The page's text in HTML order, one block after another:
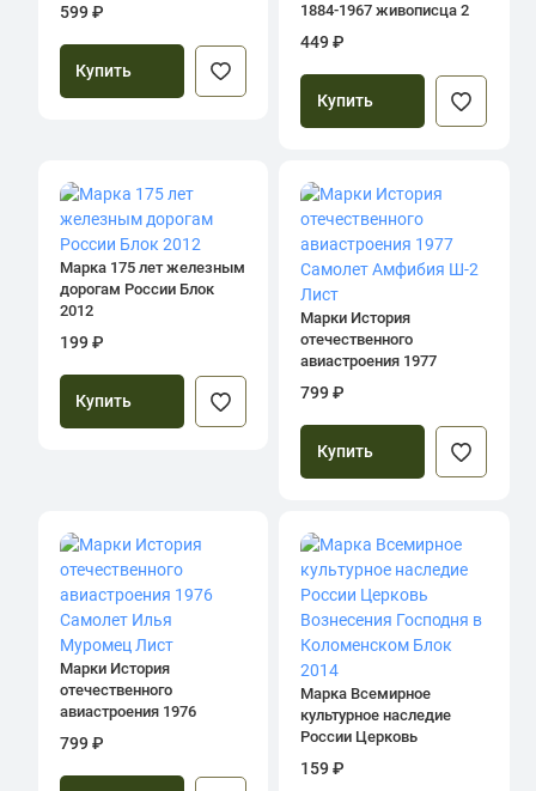
599 ₽
Купить
1884-1967 живописца 2
листа 2009
449 ₽
Купить
Марка 175 лет железным
дорогам России Блок
2012
199 ₽
Купить
Марки История
отечественного
авиастроения 1977
Самолет Амфибия Ш-2
Лист
799 ₽
Купить
Марки История
отечественного
авиастроения 1976
Самолет Илья Муромец
Лист
799 ₽
Марка Всемирное
культурное наследие
России Церковь
Вознесения Господня в
Коломенском Блок 2014
159 ₽